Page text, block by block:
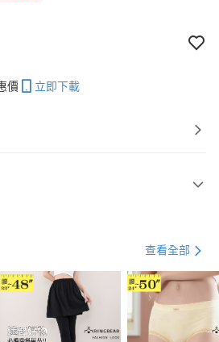
價 立即下載
查看全部